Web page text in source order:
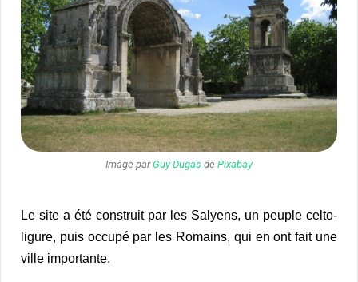
Image parGuy Dugas de Pixabay
Le site a été construit par les Salyens, un peuple celto-
ligure, puis occupé par les Romains, qui en ont fait une
ville importante.